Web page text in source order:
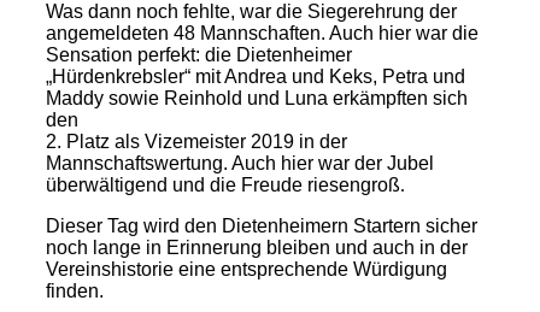
Was dann noch fehlte, war die Siegerehrung der
angemeldeten 48 Mannschaften. Auch hier war die
Sensation perfekt: die Dietenheimer
„Hürdenkrebsler“ mit Andrea und Keks, Petra und
Maddy sowie Reinhold und Luna erkämpften sich
den
2. Platz als Vizemeister 2019 in der
Mannschaftswertung. Auch hier war der Jubel
überwältigend und die Freude riesengroß.
Dieser Tag wird den Dietenheimern Startern sicher
noch lange in Erinnerung bleiben und auch in der
Vereinshistorie eine entsprechende Würdigung
finden.